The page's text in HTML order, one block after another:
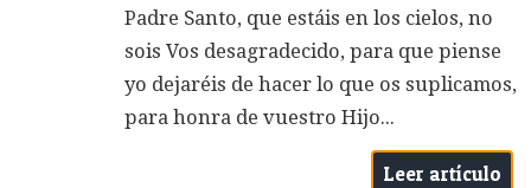
Padre Santo, que estáis en los cielos, no
sois Vos desagradecido, para que piense
yo dejaréis de hacer lo que os suplicamos,
para honra de vuestro Hijo...
Leer artículo